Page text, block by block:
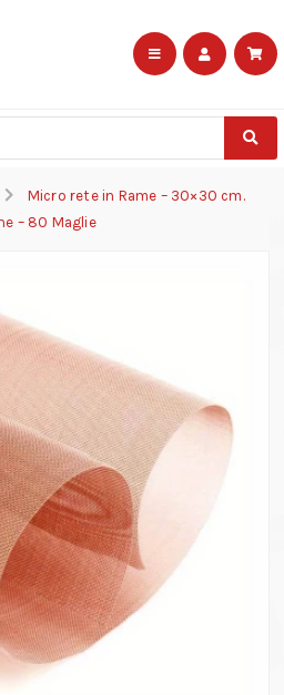
Micro rete in Rame – 30×30 cm.
– 80 Maglie